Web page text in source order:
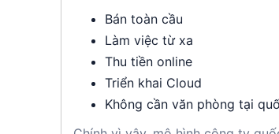
Bán toàn cầu
Làm việc từ xa
Thu tiền online
Triển khai Cloud
Không cần văn phòng tại